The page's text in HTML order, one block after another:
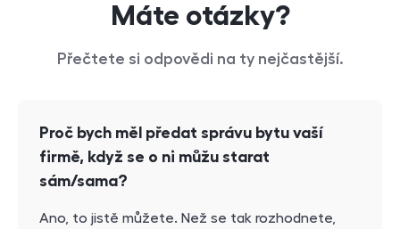
Máte otázky?
Přečtete si odpovědi na ty nejčastější.
Proč bych měl předat správu bytu vaší
firmě, když se o ni můžu starat
sám/sama?
Ano, to jistě můžete. Než se tak rozhodnete,